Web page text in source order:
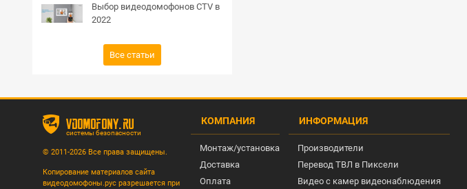
Выбор видеодомофонов CTV в
2022
Все статьи
vdomofony.ru
системы безопасности
© 2011-2026 Все права защищены.
Копирование материалов сайта
видеодомофоны.рус разрешается при
КОМПАНИЯ
Монтаж/установка
Доставка
Оплата
ИНФОРМАЦИЯ
Производители
Перевод ТВЛ в Пиксели
Видео с камер видеонаблюдения